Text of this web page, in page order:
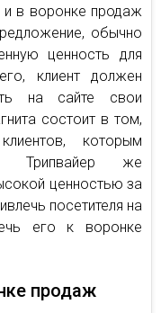
в воронке продаж
обычно
ценность для
клиент должен
на сайте свои
состоит в том,
которым
Трипвайер же
ценностью за
посетителя на
его к воронке
продаж